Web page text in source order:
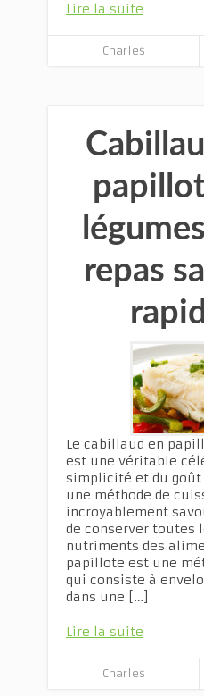
Lire la suite
Charles
repas
Le cabillaud en
est une véritable
simplicité et du goût
une méthode de
incroyablement
de conserver toutes
nutriments des
papillote est une
qui consiste à
dans une […]
Lire la suite
Charles